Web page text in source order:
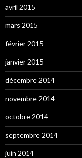
avril 2015
mars 2015
février 2015
janvier 2015
décembre 2014
novembre 2014
octobre 2014
septembre 2014
juin 2014